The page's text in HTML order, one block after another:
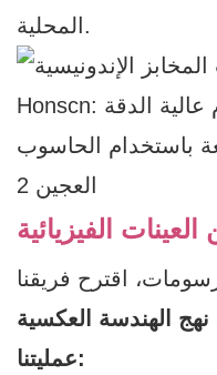
المحلية.
الفيزيائية
اقترح فريقنا
نهج الهندسة العكسية
عمليتنا: